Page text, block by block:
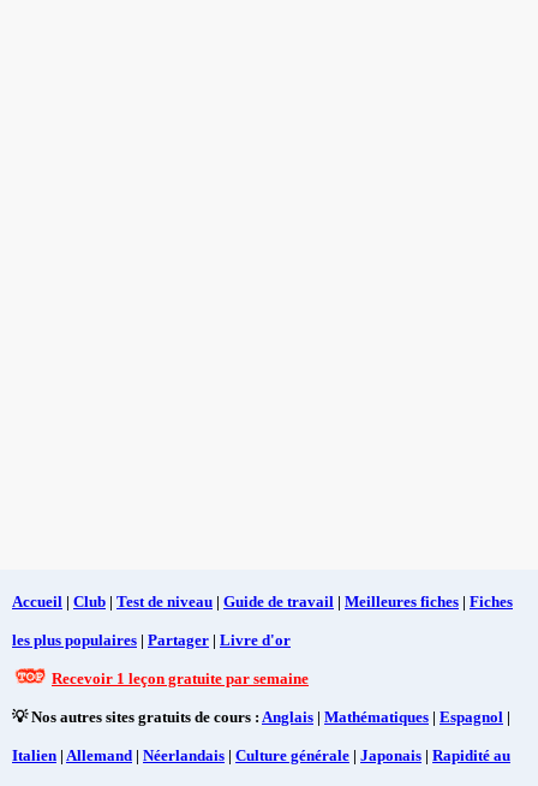
Accueil | Club | Test de niveau | Guide de travail | Meilleures fiches | Fiches
les plus populaires | Partager | Livre d'or
Recevoir 1 leçon gratuite par semaine
💡 Nos autres sites gratuits de cours : Anglais | Mathématiques | Espagnol |
Italien | Allemand | Néerlandais | Culture générale | Japonais | Rapidité au